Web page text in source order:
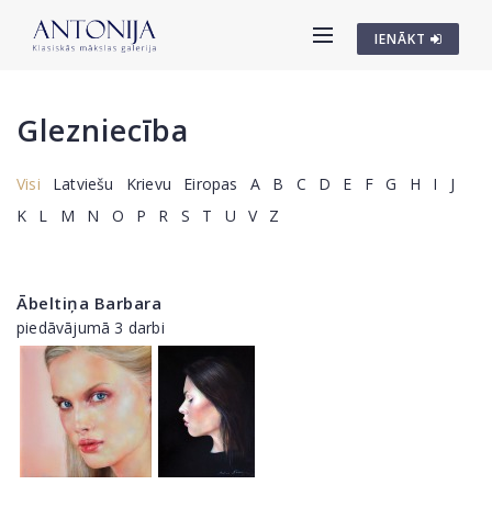
IENĀKT
Glezniecība
Visi Latviešu Krievu Eiropas A B C D E F G H I
J
K
L M N O P R S T U V Z
Ābeltiņa Barbara
piedāvājumā 3 darbi